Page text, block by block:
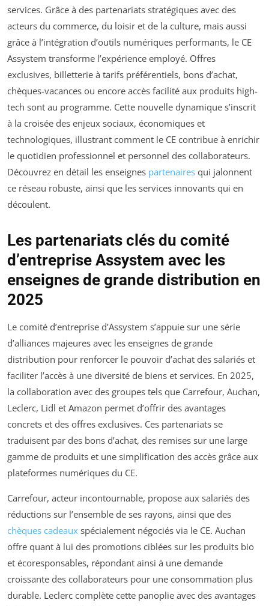
services. Grâce à des partenariats stratégiques avec des
acteurs du commerce, du loisir et de la culture, mais aussi
grâce à l’intégration d’outils numériques performants, le CE
Assystem transforme l’expérience employé. Offres
exclusives, billetterie à tarifs préférentiels, bons d’achat,
chèques-vacances ou encore accès facilité aux produits high-
tech sont au programme. Cette nouvelle dynamique s’inscrit
à la croisée des enjeux sociaux, économiques et
technologiques, illustrant comment le CE contribue à enrichir
le quotidien professionnel et personnel des collaborateurs.
Découvrez en détail les enseignes partenaires qui jalonnent
ce réseau robuste, ainsi que les services innovants qui en
découlent.
Les partenariats clés du comité
d’entreprise Assystem avec les
enseignes de grande distribution en
2025
Le comité d’entreprise d’Assystem s’appuie sur une série
d’alliances majeures avec les enseignes de grande
distribution pour renforcer le pouvoir d’achat des salariés et
faciliter l’accès à une diversité de biens et services. En 2025,
la collaboration avec des groupes tels que Carrefour, Auchan,
Leclerc, Lidl et Amazon permet d’offrir des avantages
concrets et des offres exclusives. Ces partenariats se
traduisent par des bons d’achat, des remises sur une large
gamme de produits et une simplification des accès grâce aux
plateformes numériques du CE.
Carrefour, acteur incontournable, propose aux salariés des
réductions sur l’ensemble de ses rayons, ainsi que des
chèques cadeaux spécialement négociés via le CE. Auchan
offre quant à lui des promotions ciblées sur les produits bio
et écoresponsables, répondant ainsi à une demande
croissante des collaborateurs pour une consommation plus
durable. Leclerc complète cette panoplie avec des avantages